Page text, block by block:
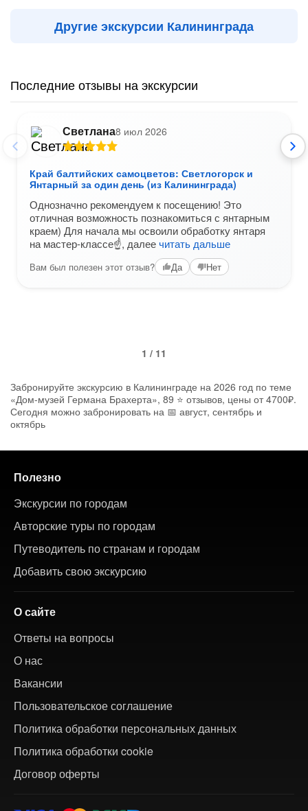
Другие экскурсии Калининграда
Последние отзывы на экскурсии
Светлана8 июл 2026
Край балтийских самоцветов: Светлогорск и
Янтарный за один день (из Калининграда)
Однозначно рекомендуем к посещению! Это
отличная возможность познакомиться с янтарным
краем) Для начала мы освоили обработку янтаря
на мастер-классе☝️, далеечитать дальше
Вам был полезен этот отзыв? Да Нет
1 / 11
Забронируйте экскурсию в Калининграде на 2026 год по теме
«Дом-музей Германа Брахерта», 89 ⭐ отзывов, цены от 4700₽.
Сегодня можно забронировать на 📅 август, сентябрь и
октябрь
Полезно
Экскурсии по городам
Авторские туры по городам
Путеводитель по странам и городам
Добавить свою экскурсию
О сайте
Ответы на вопросы
О нас
Вакансии
Пользовательское соглашение
Политика обработки персональных данных
Политика обработки cookie
Договор оферты